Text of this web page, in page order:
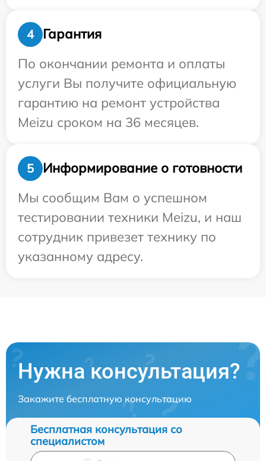
4
Гарантия
По окончании ремонта и оплаты
услуги Вы получите официальную
гарантию на ремонт устройства
Meizu сроком на 36 месяцев.
5
Информирование о готовности
Мы сообщим Вам о успешном
тестировании техники Meizu, и наш
сотрудник привезет технику по
указанному адресу.
Нужна консультация?
Закажите бесплатную консультацию
Бесплатная консультация со
специалистом